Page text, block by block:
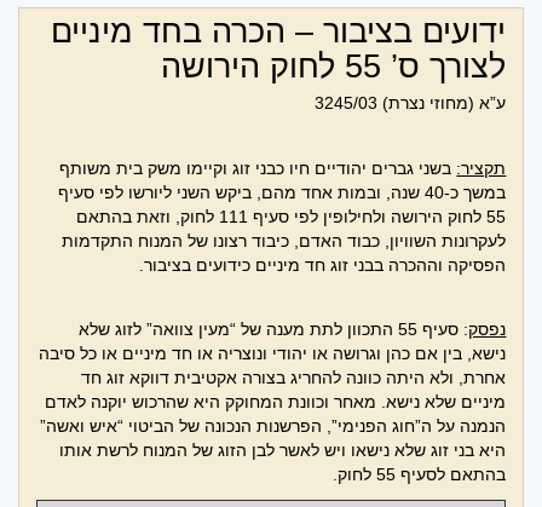
ידועים בציבור – הכרה בחד מיניים
לצורך ס’ 55 לחוק הירושה
ע”א (מחוזי נצרת) 3245/03
תקציר: בשני גברים יהודיים חיו כבני זוג וקיימו משק בית משותף
במשך כ-40 שנה, ובמות אחד מהם, ביקש השני ליורשו לפי סעיף
55 לחוק הירושה ולחילופין לפי סעיף 111 לחוק, וזאת בהתאם
לעקרונות השוויון, כבוד האדם, כיבוד רצונו של המנוח התקדמות
הפסיקה וההכרה בבני זוג חד מיניים כידועים בציבור.
נפסק
: סעיף 55 התכוון לתת מענה של “מעין צוואה” לזוג שלא
נישא, בין אם כהן וגרושה או יהודי ונוצריה או חד מיניים או כל סיבה
אחרת, ולא היתה כוונה להחריג בצורה אקטיבית דווקא זוג חד
מיניים שלא נישא. מאחר וכוונת המחוקק היא שהרכוש יוקנה לאדם
הנמנה על ה”חוג הפנימי”, הפרשנות הנכונה של הביטוי “איש ואשה”
היא בני זוג שלא נישאו ויש לאשר לבן הזוג של המנוח לרשת אותו
בהתאם לסעיף 55 לחוק.